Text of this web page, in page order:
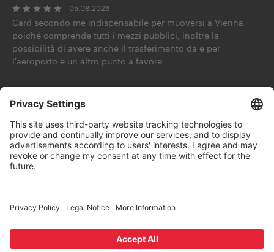
Demande à l'IA Suivez-nous sur
05.08.2026
Card secondo me indispensabile per muoversi a Vienna
poiché comprende tutti i mezzi pubblici, inoltre la
possibilità di avere anche il trasferimento da e per
l'aeroporto è un altro punto a favore
RétractationDéclaration relative à l'accessibilitéWien.info